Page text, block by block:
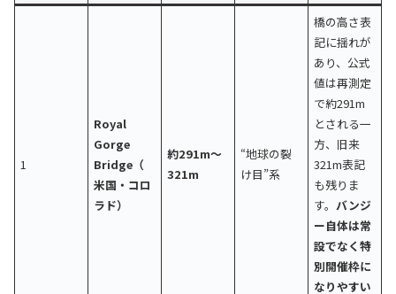
1
Royal
Gorge
Bridge（
米国・コロ
ラド）
約291m〜
321m
“地球の裂
け目”系
橋の高さ表
記に揺れが
あり、公式
値は再測定
で約291m
とされる一
方、旧来
321m表記
も残りま
す。バンジ
ー自体は常
設でなく特
別開催枠に
なりやすい